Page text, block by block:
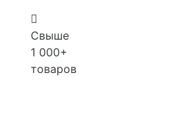
Свыше
1 000+
товаров